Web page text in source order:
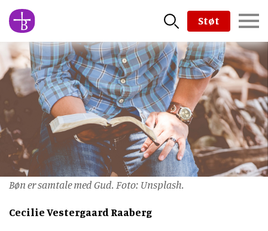
Skip
to
main
content
Støt
Bøn er samtale med Gud. Foto: Unsplash.
Cecilie Vestergaard Raaberg